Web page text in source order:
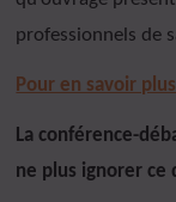
professionnels de
Pour en savoir plus
La conférence-
ne plus ignorer ce